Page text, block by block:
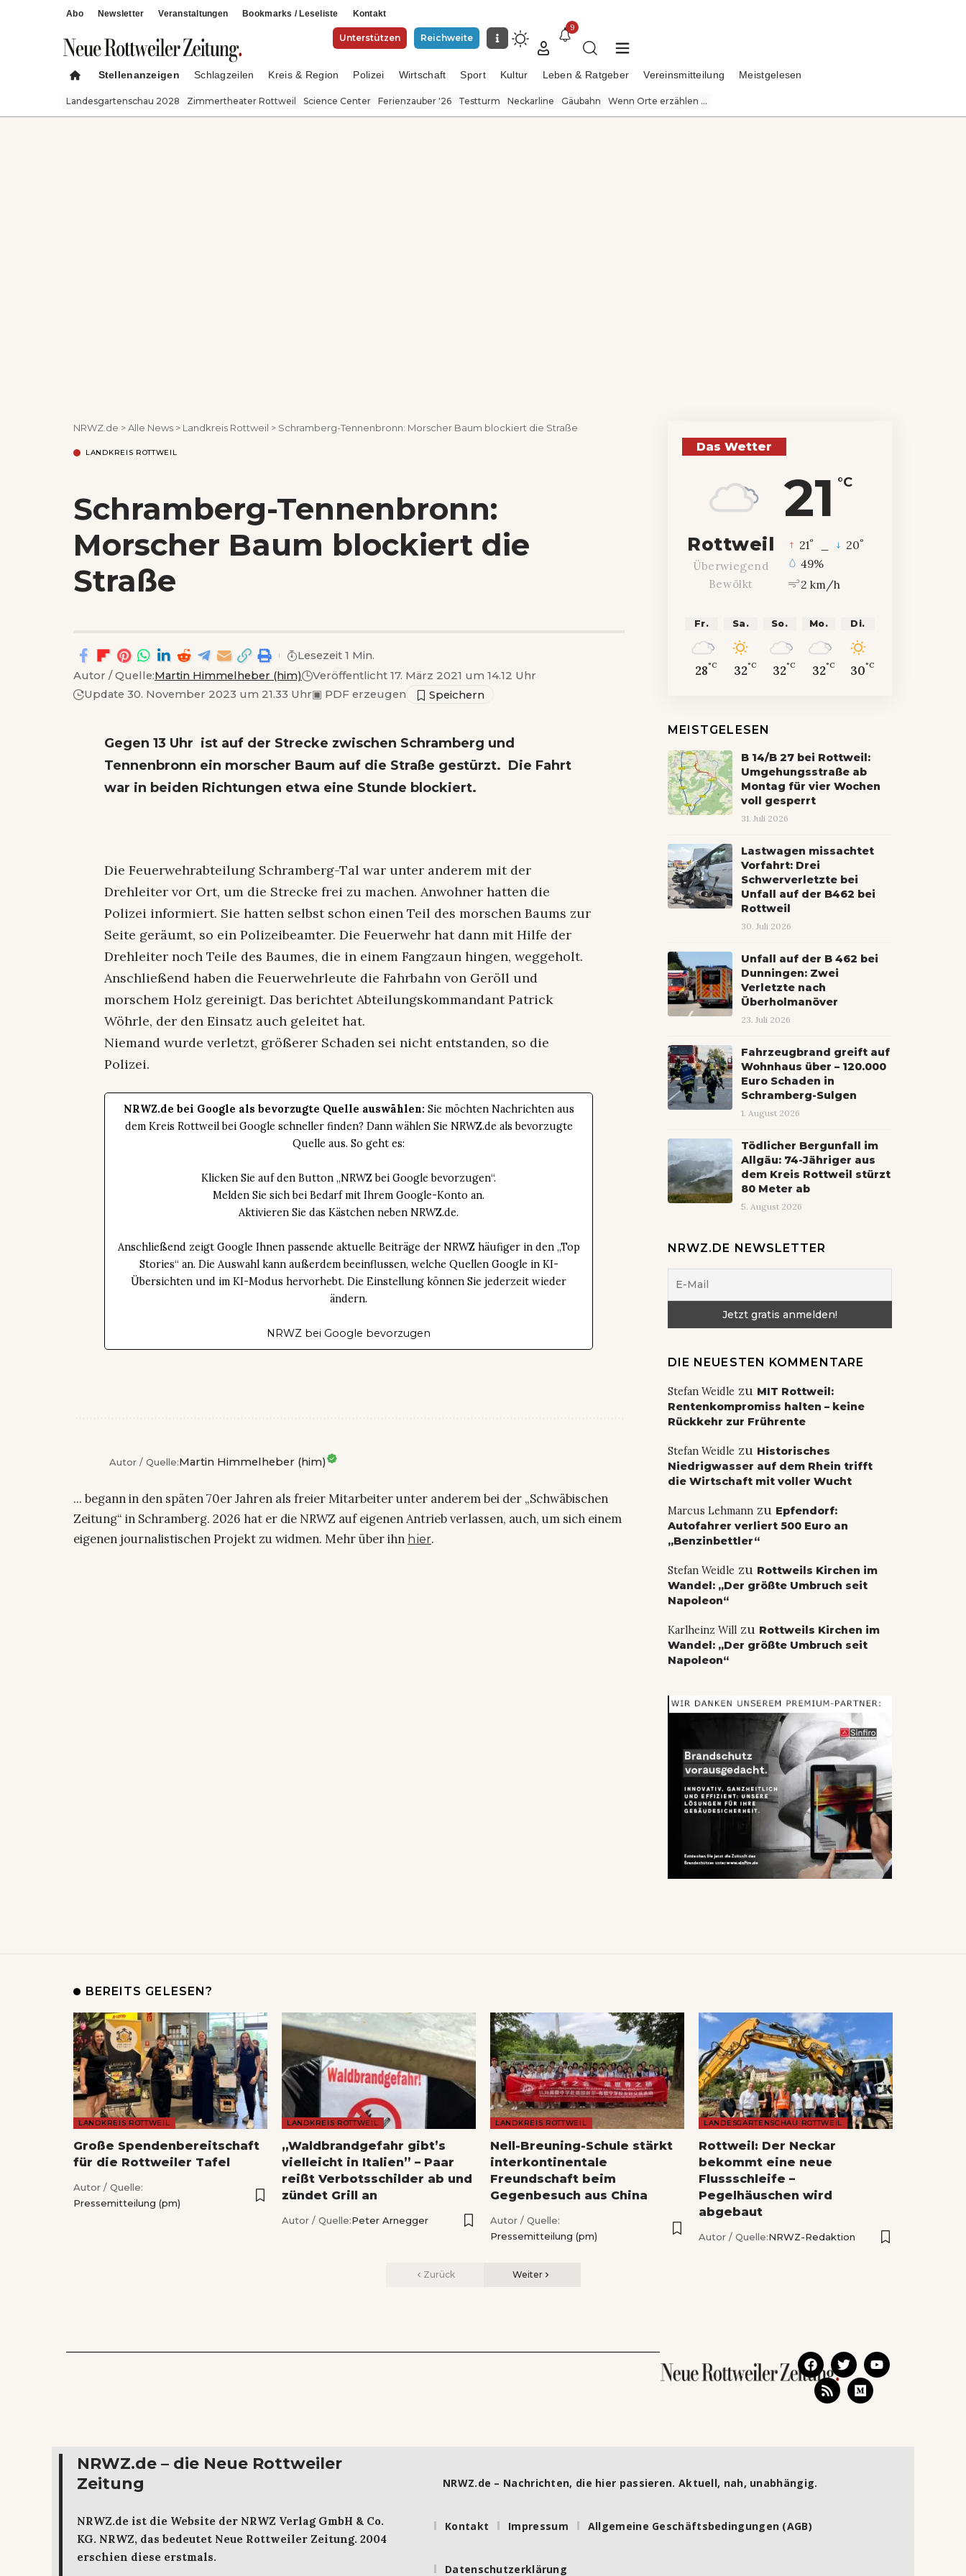
Abo Newsletter Veranstaltungen Bookmarks / Leseliste Kontakt
Unterstützen Reichweite
9
Stellenanzeigen Schlagzeilen Kreis & Region Polizei Wirtschaft Sport Kultur Leben & Ratgeber Vereinsmitteilung Meistgelesen
Landesgartenschau 2028 Zimmertheater Rottweil Science Center Ferienzauber '26 Testturm Neckarline Gäubahn Wenn Orte erzählen ...
NRWZ.de >Alle News > Landkreis Rottweil > Schramberg-Tennenbronn: Morscher Baum blockiert die Straße
LANDKREIS ROTTWEIL
Schramberg-Tennenbronn:
Morscher Baum blockiert die
Straße
Autor / Quelle:Martin Himmelheber (him)
Veröffentlicht 17. März 2021 um 14.12 Uhr
Update 30. November 2023 um 21.33 Uhr▣ PDF erzeugen
Lesezeit 1 Min.
Gegen 13 Uhr ist auf der Strecke zwischen Schramberg und
Tennenbronn ein morscher Baum auf die Straße gestürzt. Die Fahrt
war in beiden Richtungen etwa eine Stunde blockiert.
Die Feuerwehrabteilung Schramberg-Tal war unter anderem mit der
Drehleiter vor Ort, um die Strecke frei zu machen. Anwohner hatten die
Polizei informiert. Sie hatten selbst schon einen Teil des morschen Baums zur
Seite geräumt, so ein Polizeibeamter. Die Feuerwehr hat dann mit Hilfe der
Drehleiter noch Teile des Baumes, die in einem Fangzaun hingen, weggeholt.
Anschließend haben die Feuerwehrleute die Fahrbahn von Geröll und
morschem Holz gereinigt. Das berichtet Abteilungskommandant Patrick
Wöhrle, der den Einsatz auch geleitet hat.
Niemand wurde verletzt, größerer Schaden sei nicht entstanden, so die
Polizei.
NRWZ.de bei Google als bevorzugte Quelle auswählen: Sie möchten Nachrichten aus
dem Kreis Rottweil bei Google schneller finden? Dann wählen Sie NRWZ.de als bevorzugte
Quelle aus. So geht es:
Klicken Sie auf den Button „NRWZ bei Google bevorzugen“.
Melden Sie sich bei Bedarf mit Ihrem Google-Konto an.
Aktivieren Sie das Kästchen neben NRWZ.de.
Anschließend zeigt Google Ihnen passende aktuelle Beiträge der NRWZ häufiger in den „Top
Stories“ an. Die Auswahl kann außerdem beeinflussen, welche Quellen Google in KI-
Übersichten und im KI-Modus hervorhebt. Die Einstellung können Sie jederzeit wieder
ändern.
NRWZ bei Google bevorzugen
Autor / Quelle:Martin Himmelheber (him)
... begann in den späten 70er Jahren als freier Mitarbeiter unter anderem bei der „Schwäbischen
Zeitung“ in Schramberg. 2026 hat er die NRWZ auf eigenen Antrieb verlassen, auch, um sich einem
eigenen journalistischen Projekt zu widmen. Mehr über ihn hier.
Das Wetter
21 °C
Rottweil
Überwiegend
Bewölkt
21° 20°
49%
2 km/h
Fr.
28°C
Sa.
32°C
So.
32°C
Mo.
32°C
Di.
30°C
MEISTGELESEN
B 14/B 27 bei Rottweil:
Umgehungsstraße ab
Montag für vier Wochen
voll gesperrt
31. Juli 2026
Lastwagen missachtet
Vorfahrt: Drei
Schwerverletzte bei
Unfall auf der B462 bei
Rottweil
30. Juli 2026
Unfall auf der B 462 bei
Dunningen: Zwei
Verletzte nach
Überholmanöver
23. Juli 2026
Fahrzeugbrand greift auf
Wohnhaus über – 120.000
Euro Schaden in
Schramberg-Sulgen
1. August 2026
Tödlicher Bergunfall im
Allgäu: 74-Jähriger aus
dem Kreis Rottweil stürzt
80 Meter ab
5. August 2026
NRWZ.DE NEWSLETTER
DIE NEUESTEN KOMMENTARE
Stefan Weidle zu MIT Rottweil:
Rentenkompromiss halten – keine
Rückkehr zur Frührente
Stefan Weidle zu Historisches
Niedrigwasser auf dem Rhein trifft
die Wirtschaft mit voller Wucht
Marcus Lehmannzu Epfendorf:
Autofahrer verliert 500 Euro an
„Benzinbettler“
Stefan Weidle zu Rottweils Kirchen im
Wandel: „Der größte Umbruch seit
Napoleon“
Karlheinz Willzu Rottweils Kirchen im
Wandel: „Der größte Umbruch seit
Napoleon“
BEREITS GELESEN?
LANDKREIS ROTTWEIL
Große Spendenbereitschaft
für die Rottweiler Tafel
Autor / Quelle:
Pressemitteilung (pm)
LANDKREIS ROTTWEIL
„Waldbrandgefahr gibt’s
vielleicht in Italien” – Paar
reißt Verbotsschilder ab und
zündet Grill an
Autor / Quelle:Peter Arnegger
LANDKREIS ROTTWEIL
Nell-Breuning-Schule stärkt
interkontinentale
Freundschaft beim
Gegenbesuch aus China
Autor / Quelle:
Pressemitteilung (pm)
LANDESGARTENSCHAU ROTTWEIL
Rottweil: Der Neckar
bekommt eine neue
Flussschleife –
Pegelhäuschen wird
abgebaut
Autor / Quelle:NRWZ-Redaktion
Zurück Weiter
NRWZ.de – die Neue Rottweiler
Zeitung
NRWZ.de ist die Website der NRWZ Verlag GmbH & Co.
KG. NRWZ, das bedeutet Neue Rottweiler Zeitung. 2004
erschien diese erstmals.
NRWZ.de – Nachrichten, die hier passieren. Aktuell, nah, unabhängig.
Kontakt Impressum Allgemeine Geschäftsbedingungen (AGB)
Datenschutzerklärung